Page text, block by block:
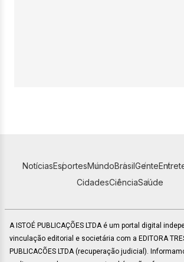
NotíciasEsportesMundoBrasilGente
CidadesCiênciaSaúde
A ISTOÉ PUBLICAÇÕES LTDA é um portal digital
vinculação editorial e societária com a EDITORA
PUBLICACÕES LTDA (recuperação judicial).